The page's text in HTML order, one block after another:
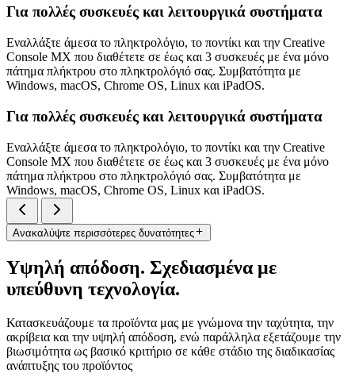
Για πολλές συσκευές και λειτουργικά συστήματα
Εναλλάξτε άμεσα το πληκτρολόγιο, το ποντίκι και την Creative
Console MX που διαθέτετε σε έως και 3 συσκευές με ένα μόνο
πάτημα πλήκτρου στο πληκτρολόγιό σας. Συμβατότητα με
Windows, macOS, Chrome OS, Linux και iPadOS.
Για πολλές συσκευές και λειτουργικά συστήματα
Εναλλάξτε άμεσα το πληκτρολόγιο, το ποντίκι και την Creative
Console MX που διαθέτετε σε έως και 3 συσκευές με ένα μόνο
πάτημα πλήκτρου στο πληκτρολόγιό σας. Συμβατότητα με
Windows, macOS, Chrome OS, Linux και iPadOS.
Ανακαλύψτε περισσότερες δυνατότητες
Υψηλή απόδοση. Σχεδιασμένα με
υπεύθυνη τεχνολογία.
Κατασκευάζουμε τα προϊόντα μας με γνώμονα την ταχύτητα, την
ακρίβεια και την υψηλή απόδοση, ενώ παράλληλα εξετάζουμε την
βιωσιμότητα ως βασικό κριτήριο σε κάθε στάδιο της διαδικασίας
ανάπτυξης του προϊόντος